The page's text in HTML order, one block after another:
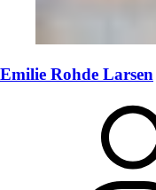
Emilie Rohde Larsen